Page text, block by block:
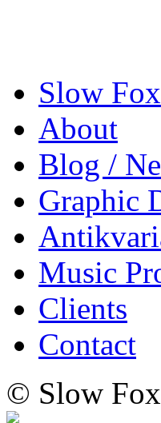
Slow Fox
About
Blog /
Graphic
Music
Clients
Contact
© Slow